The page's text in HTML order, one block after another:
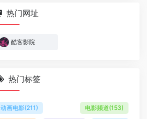
热门网址
酷客影院
热门标签
动画电影(211) 电影频道(153)